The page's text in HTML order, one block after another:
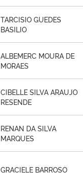
TARCISIO GUEDES
BASILIO
ALBEMERC MOURA DE
MORAES
CIBELLE SILVA ARAUJO
RESENDE
RENAN DA SILVA
MARQUES
GRACIELE BARROSO